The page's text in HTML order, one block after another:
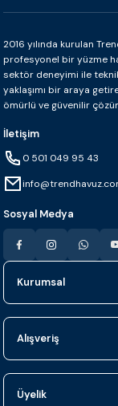
2016 yılında kurulan
profesyonel bir yüzme
sektör deneyimi ile
yaklaşımı bir araya
ömürlü ve güvenilir
İletişim
0 501 049 95 43
Sosyal Medya
Kurumsal
Alışveriş
Üyelik